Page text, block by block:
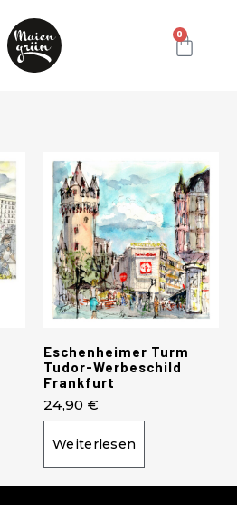
0
Eschenheimer Turm
Tudor-Werbeschild
Frankfurt
24,90 €
Weiterlesen